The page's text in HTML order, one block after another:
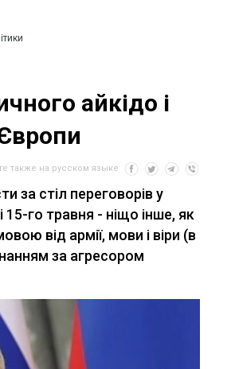
айкідо і
также на русском языке
за стіл переговорів у
го травня - ніщо інше, як
від армії, мови і віри (в
за агресором